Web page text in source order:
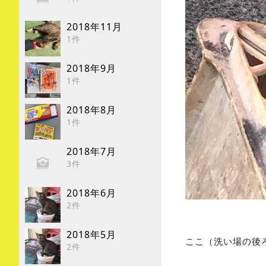
2018年11月
1件
2018年9月
1件
2018年8月
1件
2018年7月
3件
2018年6月
2件
2018年5月
2件 ここ（洗い場の後